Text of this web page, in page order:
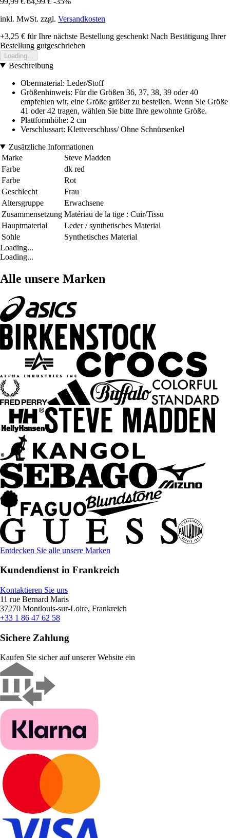
inkl. MwSt. zzgl. Versandkosten
+3,25 € für Ihre nächste Bestellung geschenkt Nach Bestätigung Ihrer
Bestellung gutgeschrieben
Loading...
Beschreibung
Obermaterial: Leder/Stoff
Größenhinweis: Für die Größen 36, 37, 38, 39 oder 40
empfehlen wir, eine Größe größer zu bestellen. Wenn Sie Größe
41 oder 42 tragen, wählen Sie bitte Ihre gewohnte Größe.
Plattformhöhe: 2 cm
Verschlussart: Klettverschluss/ Ohne Schnürsenkel
Zusätzliche Informationen
Marke
Steve Madden
Farbe
dk red
Farbe
Rot
Geschlecht
Frau
Altersgruppe
Erwachsene
Zusammensetzung Matériau de la tige : Cuir/Tissu
Hauptmaterial
Leder / synthetisches Material
Sohle
Synthetisches Material
Loading...
Loading...
Alle unsere Marken
Entdecken Sie alle unsere Marken
Kundendienst in Frankreich
Kontaktieren Sie uns
11 rue Bernard Maris
37270 Montlouis-sur-Loire, Frankreich
+33 1 86 47 62 58
Sichere Zahlung
Kaufen Sie sicher auf unserer Website ein